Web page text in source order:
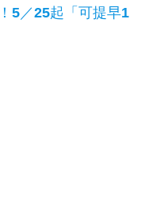
5／25起「可提早1